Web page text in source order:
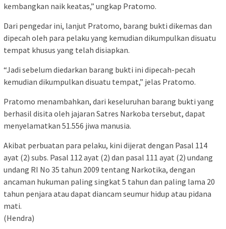
kembangkan naik keatas,” ungkap Pratomo.
Dari pengedar ini, lanjut Pratomo, barang bukti dikemas dan
dipecah oleh para pelaku yang kemudian dikumpulkan disuatu
tempat khusus yang telah disiapkan.
“Jadi sebelum diedarkan barang bukti ini dipecah-pecah
kemudian dikumpulkan disuatu tempat,” jelas Pratomo.
Pratomo menambahkan, dari keseluruhan barang bukti yang
berhasil disita oleh jajaran Satres Narkoba tersebut, dapat
menyelamatkan 51.556 jiwa manusia.
Akibat perbuatan para pelaku, kini dijerat dengan Pasal 114
ayat (2) subs. Pasal 112 ayat (2) dan pasal 111 ayat (2) undang
undang RI No 35 tahun 2009 tentang Narkotika, dengan
ancaman hukuman paling singkat 5 tahun dan paling lama 20
tahun penjara atau dapat diancam seumur hidup atau pidana
mati.
(Hendra)